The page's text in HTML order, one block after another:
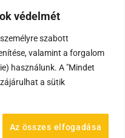
védelmét
szabott
valamint a forgalom
használunk. A "Mindet
a sütik
Az összes elfogadása